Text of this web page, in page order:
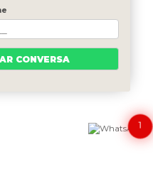
1
CONVERSA